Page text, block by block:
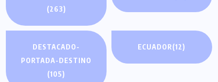
(263)
DESTACADO-
PORTADA-DESTINO
(105)
ECUADOR(12)